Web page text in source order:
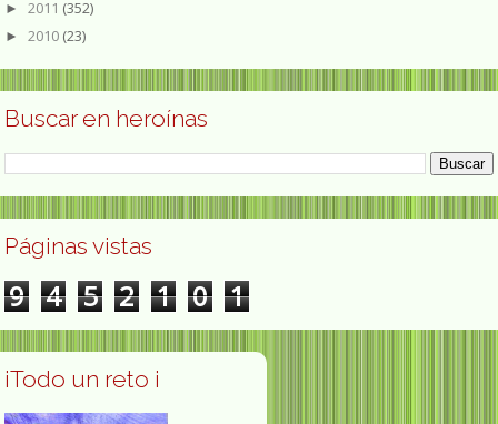
► 2011 (352)
► 2010 (23)
Buscar en heroínas
Páginas vistas
9 4 5 2 1 0 1
¡Todo un reto ¡